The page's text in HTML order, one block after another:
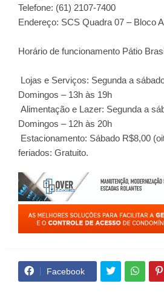
Telefone: (61) 2107-7400
Endereço: SCS Quadra 07 – Bloco
Horário de funcionamento Pátio
Lojas e Serviços: Segunda a
Domingos – 13h às 19h
Alimentação e Lazer: Segunda a
Domingos – 12h às 20h
Estacionamento: Sábado R$8,00
feriados: Gratuito.
Facebook